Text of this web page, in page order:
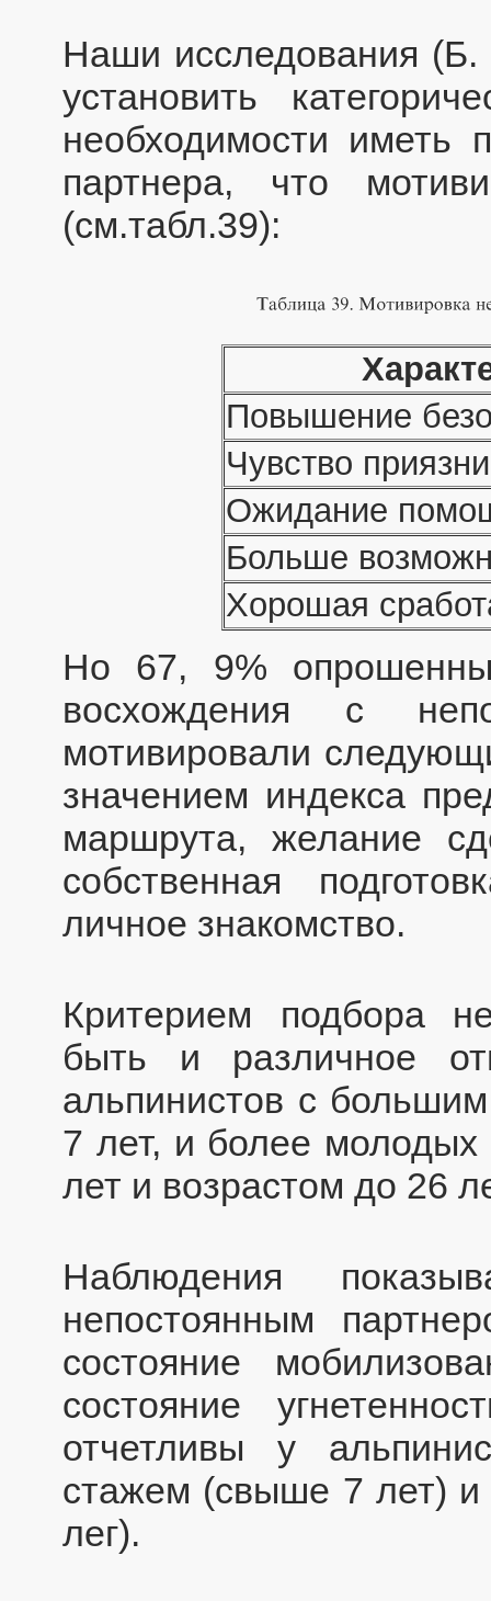
Наши исследования
установить
необходимости иметь
партнера, что
(см.табл.39):
Повышение
Чувство приязни
Ожидание
Больше
Хорошая
Но 67, 9%
восхождения с
мотивировали
значением индекса
маршрута, желание
собственная
личное знакомство.
Критерием подбора
быть и различное
альпинистов с
7 лет, и более
лет и возрастом до 26
Наблюдения
непостоянным
состояние
состояние
отчетливы у
стажем (свыше 7 лет)
лег).